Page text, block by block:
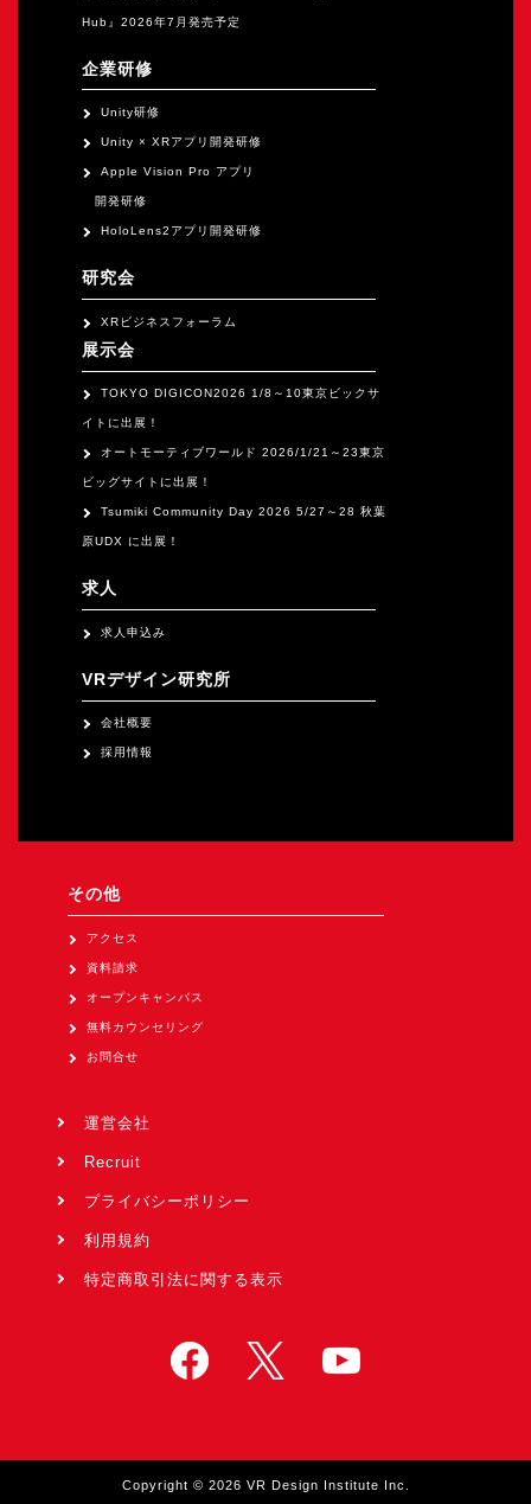
Hub』2026年7月発売予定
企業研修
Unity研修
Unity × XRアプリ開発研修
Apple Vision Pro アプリ
開発研修
HoloLens2アプリ開発研修
研究会
XRビジネスフォーラム
展示会
TOKYO DIGICON2026 1/8～10東京ビックサ
イトに出展！
オートモーティブワールド 2026/1/21～23東京
ビッグサイトに出展！
Tsumiki Community Day 2026 5/27～28 秋葉
原UDX に出展！
求人
求人申込み
VRデザイン研究所
会社概要
採用情報
その他
アクセス
資料請求
オープンキャンパス
無料カウンセリング
お問合せ
運営会社
Recruit
プライバシーポリシー
利用規約
特定商取引法に関する表示
Copyright © 2026 VR Design Institute Inc.